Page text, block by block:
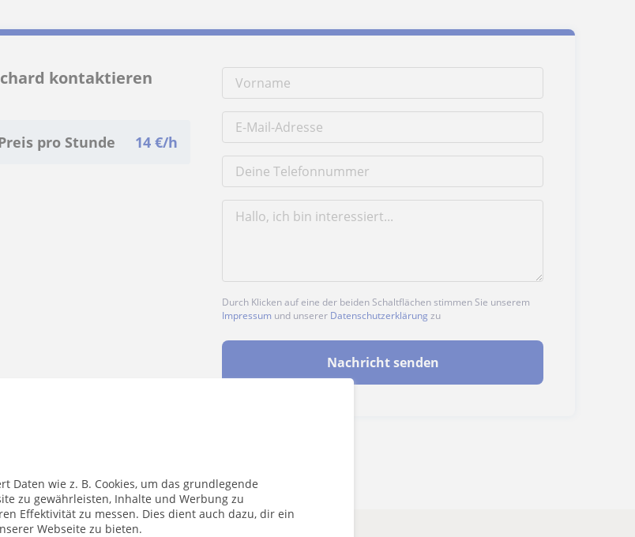
Daten wie z. B. Cookies, um das grundlegende
zu gewährleisten, Inhalte und Werbung zu
Effektivität zu messen. Dies dient auch dazu, dir ein
Webseite zu bieten.
kontaktieren
pro Stunde 14 €/h
Durch Klicken auf eine der beiden Schaltflächen stimmen Sie unserem
Impressum und unserer Datenschutzerklärung zu
Nachricht senden